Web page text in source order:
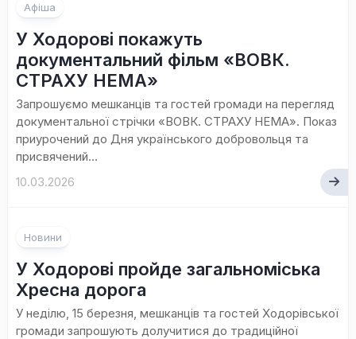
Афіша
У Ходорові покажуть
документальний фільм «ВОВК.
СТРАХУ НЕМА»
Запрошуємо мешканців та гостей громади на перегляд
документальної стрічки «ВОВК. СТРАХУ НЕМА». Показ
приурочений до Дня українського добровольця та
присвячений...
10.03.2026
Новини
У Ходорові пройде загальноміська
Хресна дорога
У неділю, 15 березня, мешканців та гостей Ходорівської
громади запрошують долучитися до традиційної